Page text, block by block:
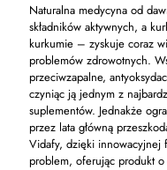
Naturalna medycyna od
składników aktywnych, a
kurkumie – zyskuje coraz
problemów zdrowotnych.
przeciwzapalne,
czyniąc ją jednym z
suplementów. Jednakże
przez lata główną
Vidafy, dzięki innowacyjnej
problem, oferując produkt